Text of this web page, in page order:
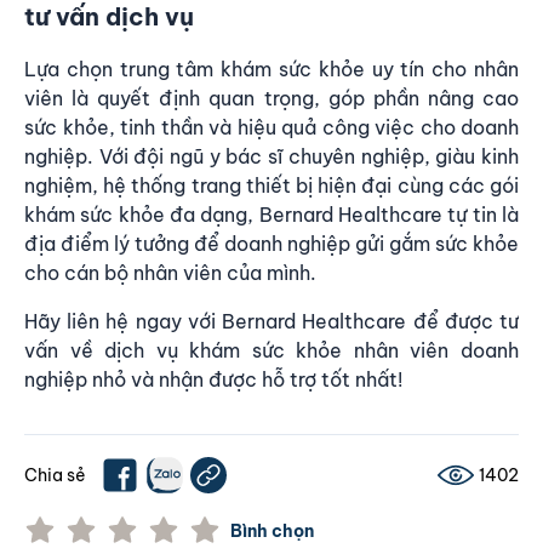
tư vấn dịch vụ
Lựa chọn trung tâm khám sức khỏe uy tín cho nhân
viên là quyết định quan trọng, góp phần nâng cao
sức khỏe, tinh thần và hiệu quả công việc cho doanh
nghiệp. Với đội ngũ y bác sĩ chuyên nghiệp, giàu kinh
nghiệm, hệ thống trang thiết bị hiện đại cùng các gói
khám sức khỏe đa dạng, Bernard Healthcare tự tin là
địa điểm lý tưởng để doanh nghiệp gửi gắm sức khỏe
cho cán bộ nhân viên của mình.
Hãy liên hệ ngay với Bernard Healthcare để được tư
vấn về dịch vụ khám sức khỏe nhân viên doanh
nghiệp nhỏ và nhận được hỗ trợ tốt nhất!
Chia sẻ 1402
Bình chọn